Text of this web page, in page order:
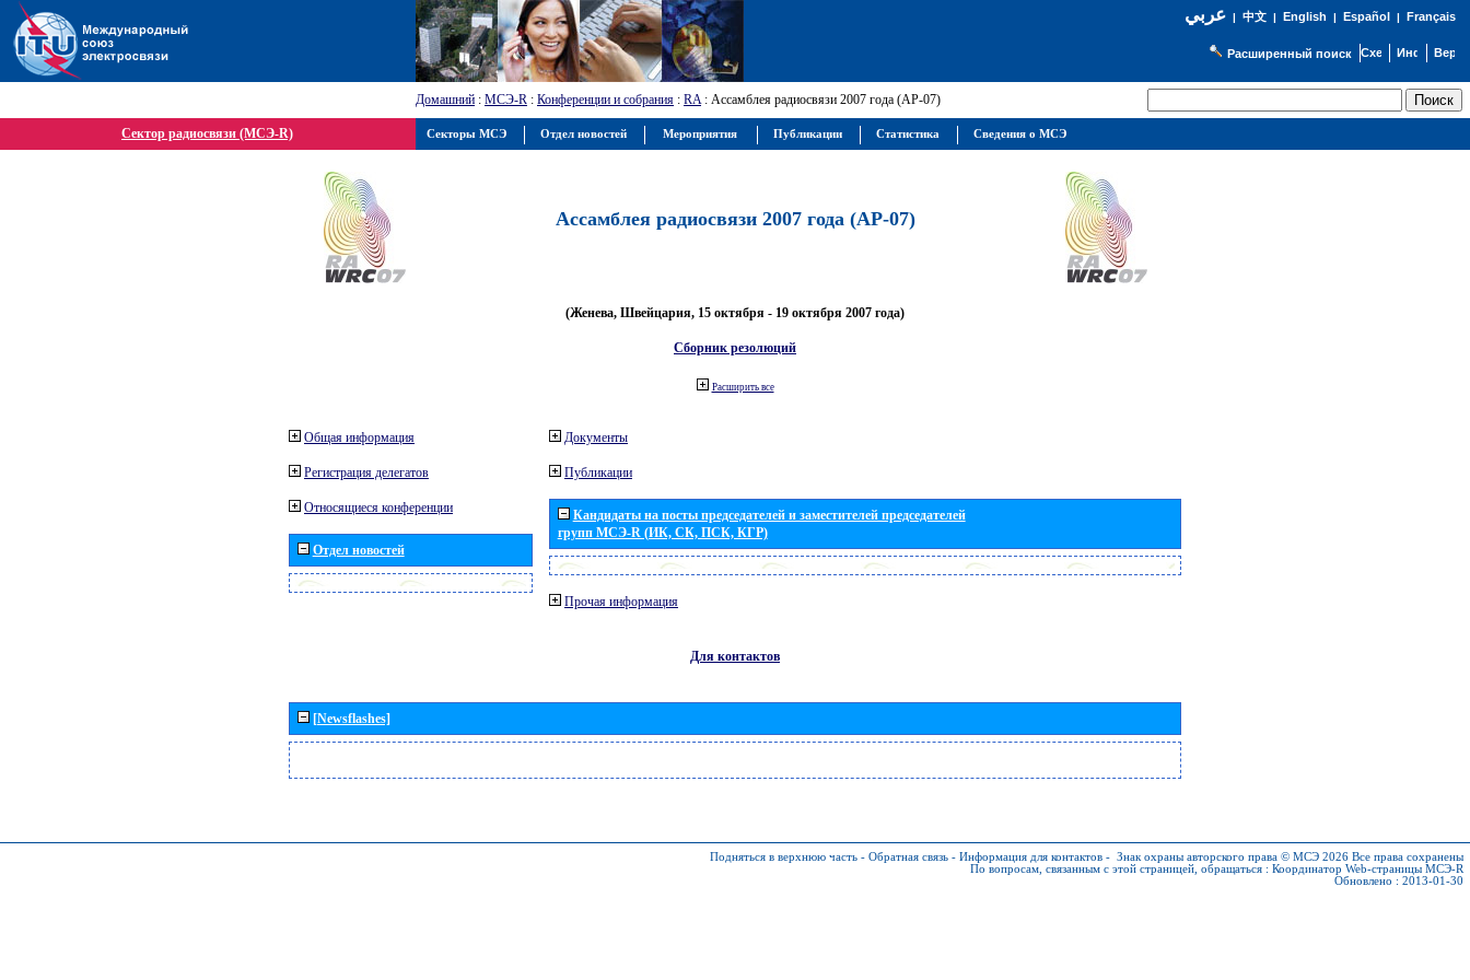
عربي| 中文| English | Español | Français
Расширенный поиск
Домашний : МСЭ-R : Конференции и собрания : RA: Ассамблея радиосвязи 2007 года (АР-07)
Сектор радиосвязи (МСЭ-R)
Ассамблея радиосвязи 2007 года (АР-07)
(Женева, Швейцария, 15 октября - 19 октября 2007 года)
Сборник резолюций
Расширить все
Общая информация
Регистрация делегатов
Относящиеся конференции
Отдел новостей
Документы
Публикации
Кандидаты на посты председателей и заместителей председателей
групп МСЭ-R (ИК, СК, ПСК, КГР)
Прочая информация
Для контактов
[Newsflashes]
Подняться в верхнюю часть - Обратная связь - Информация для контактов - Знак охраны авторского права © МСЭ 2026 Все права сохранены
По вопросам, связанным с этой страницей, обращаться : Координатор Web-страницы МСЭ-R
Обновлено : 2013-01-30
Секторы МСЭ Отдел новостей Мероприятия Публикации Статистика Сведения о МСЭ